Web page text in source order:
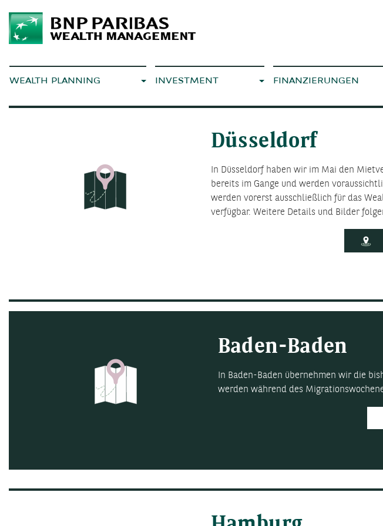
WEALTH PLANNING INVESTMENT FINANZIERUNGEN
Düsseldorf
In Düsseldorf haben wir im Mai den
bereits im Gange und werden
werden vorerst ausschließlich für das
verfügbar. Weitere Details und Bilder
Baden-Baden
In Baden-Baden übernehmen wir die
werden während des